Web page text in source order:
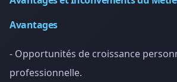
Avantages
- Opportunités de croissance
professionnelle.